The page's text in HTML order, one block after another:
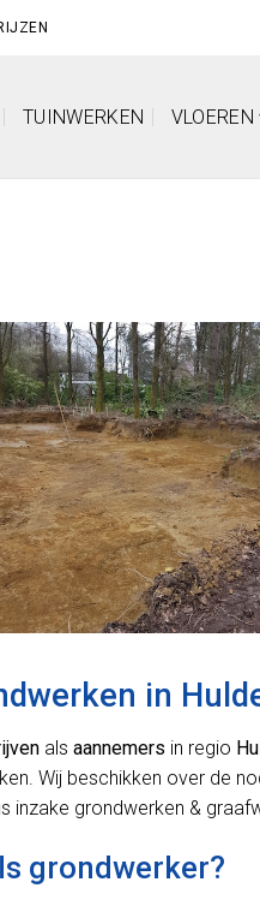
TUINWERKEN VLOEREN
in
als aannemers in regio
Wij beschikken over de
inzake grondwerken &
grondwerker?